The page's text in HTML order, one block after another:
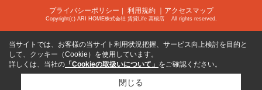
プライバシーポリシー 利用規約 ｜アクセスマップ
Copyright(c) ARI HOME株式会社 賃貸Life 高槻店 All rights reserved.
当サイトでは、お客様の当サイト利用状況把握、サービス向上検討を目的と
して、クッキー（Cookie）を使用しています。
詳しくは、当社の 「Cookieの取扱いについて」 をご確認ください。
閉じる